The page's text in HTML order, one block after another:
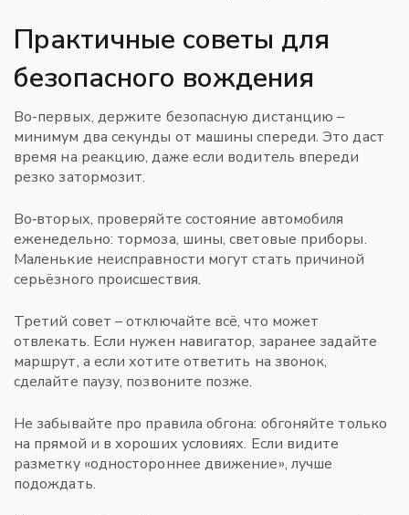
Практичные советы для
безопасного вождения
Во-первых, держите безопасную дистанцию –
минимум два секунды от машины спереди. Это даст
время на реакцию, даже если водитель впереди
резко затормозит.
Во‑вторых, проверяйте состояние автомобиля
еженедельно: тормоза, шины, световые приборы.
Маленькие неисправности могут стать причиной
серьёзного происшествия.
Третий совет – отключайте всё, что может
отвлекать. Если нужен навигатор, заранее задайте
маршрут, а если хотите ответить на звонок,
сделайте паузу, позвоните позже.
Не забывайте про правила обгона: обгоняйте только
на прямой и в хороших условиях. Если видите
разметку «одностороннее движение», лучше
подождать.